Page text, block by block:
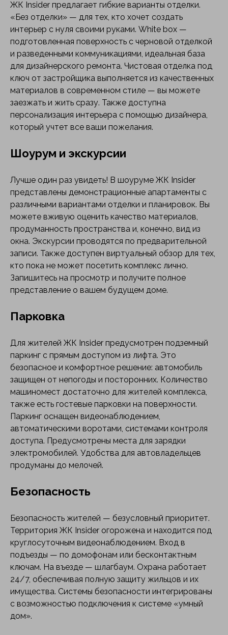
ЖК Insider предлагает гибкие варианты отделки.
«Без отделки» — для тех, кто хочет создать
интерьер с нуля своими руками. White box —
подготовленная поверхность с черновой отделкой
и разведенными коммуникациями, идеальная база
для дизайнерского ремонта. Чистовая отделка под
ключ от застройщика выполняется из качественных
материалов в современном стиле — вы можете
заезжать и жить сразу. Также доступна
персонализация интерьера с помощью дизайнера,
который учтет все ваши пожелания.
Шоурум и экскурсии
Лучше один раз увидеть! В шоуруме ЖК Insider
представлены демонстрационные апартаменты с
различными вариантами отделки и планировок. Вы
можете вживую оценить качество материалов,
продуманность пространства и, конечно, вид из
окна. Экскурсии проводятся по предварительной
записи. Также доступен виртуальный обзор для тех,
кто пока не может посетить комплекс лично.
Запишитесь на просмотр и получите полное
представление о вашем будущем доме.
Парковка
Для жителей ЖК Insider предусмотрен подземный
паркинг с прямым доступом из лифта. Это
безопасное и комфортное решение: автомобиль
защищен от непогоды и посторонних. Количество
машиномест достаточно для жителей комплекса,
также есть гостевые парковки на поверхности.
Паркинг оснащен видеонаблюдением,
автоматическими воротами, системами контроля
доступа. Предусмотрены места для зарядки
электромобилей. Удобства для автовладельцев
продуманы до мелочей.
Безопасность
Безопасность жителей — безусловный приоритет.
Территория ЖК Insider огорожена и находится под
круглосуточным видеонаблюдением. Вход в
подъезды — по домофонам или бесконтактным
ключам. На въезде — шлагбаум. Охрана работает
24/7, обеспечивая полную защиту жильцов и их
имущества. Системы безопасности интегрированы
с возможностью подключения к системе «умный
дом».